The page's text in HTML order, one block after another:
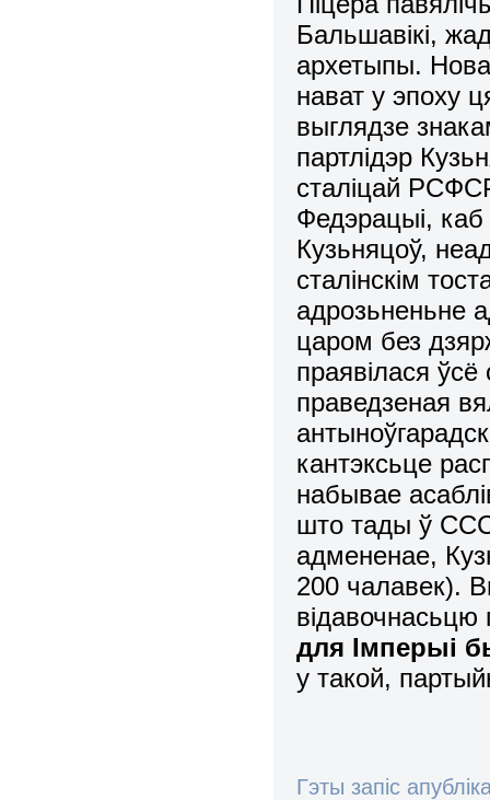
Бальшавікі,
архетыпы.
нават у эпоху
выглядзе
партлідэр
сталіцай
Федэрацыі,
Кузьняцоў,
сталінскім
адрозьненьне
царом без
праявілася
праведзеная
кантэксьце
набывае
што тады ў
адмененае,
200 чалавек).
для Імперыі
у такой,
Гэты запіс